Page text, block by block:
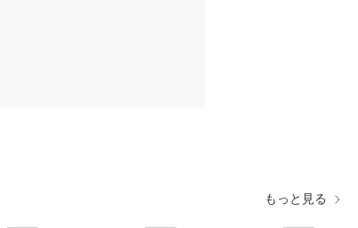
もっと見る